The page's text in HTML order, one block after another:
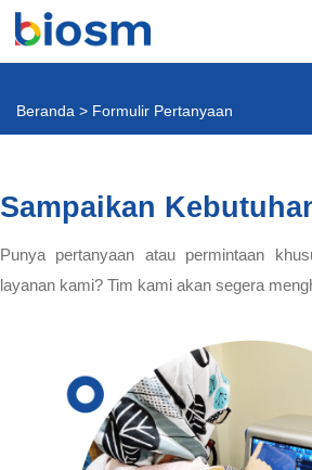
Beranda > Formulir Pertanyaan
Sampaikan
Punya pertanyaan atau permintaan
layanan kami? Tim kami akan segera